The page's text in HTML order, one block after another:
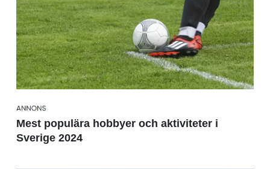
Mest populära hobbyer och aktiviteter i
Sverige 2024